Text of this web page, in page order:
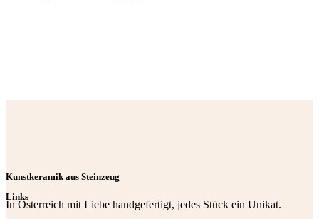
Kunstkeramik aus Steinzeug
In Österreich mit Liebe handgefertigt, jedes Stück ein Unikat.
Links